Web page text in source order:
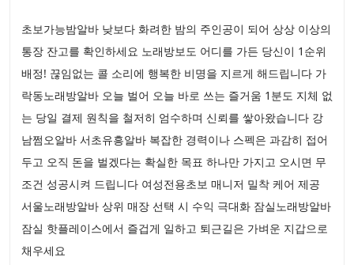
초보가능밤알바 낮보다 화려한 밤의 주인공이 되어 상상 이상의
통장 잔고를 확인하세요 노래방보도 어디를 가든 당신이 1순위
배정! 끊임없는 콜 소리에 행복한 비명을 지르게 해드립니다 가
락동노래방알바 오늘 벌어 오늘 바로 쓰는 즐거움 1분도 지체 없
는 당일 결제 원칙을 철저히 엄수하며 신뢰를 쌓아왔습니다 강
남쩜오알바 서초유흥알바 복잡한 경력이나 스펙은 과감히 접어
두고 오직 돈을 벌겠다는 확실한 목표 하나만 가지고 오시면 무
조건 성공시켜 드립니다 여성전용초보 매니저 밀착 케어 제공
서울노래방알바 상위 매장 선택 시 수익 극대화 잠실노래방알바
잠실 핫플레이스에서 즐겁게 일하고 퇴근길은 가벼운 지갑으로
채우세요